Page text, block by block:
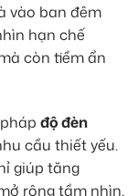
vào ban đêm
hạn chế
còn tiềm ẩn
độ đèn
cầu thiết yếu.
giúp tăng
rộng tầm nhìn,